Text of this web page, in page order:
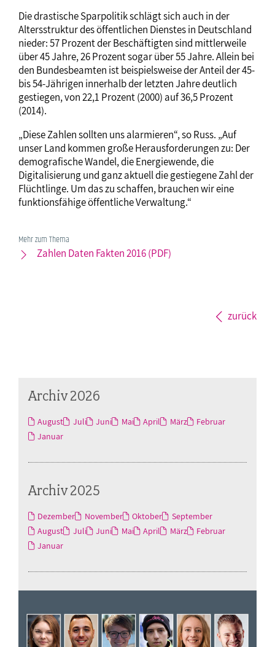
Die drastische Sparpolitik schlägt sich auch in der
Altersstruktur des öffentlichen Dienstes in Deutschland
nieder: 57 Prozent der Beschäftigten sind mittlerweile
über 45 Jahre, 26 Prozent sogar über 55 Jahre. Allein bei
den Bundesbeamten ist beispielsweise der Anteil der 45-
bis 54-Jährigen innerhalb der letzten Jahre deutlich
gestiegen, von 22,1 Prozent (2000) auf 36,5 Prozent
(2014).
„Diese Zahlen sollten uns alarmieren“, so Russ. „Auf
unser Land kommen große Herausforderungen zu: Der
demografische Wandel, die Energiewende, die
Digitalisierung und ganz aktuell die gestiegene Zahl der
Flüchtlinge. Um das zu schaffen, brauchen wir eine
funktionsfähige öffentliche Verwaltung.“
Mehr zum Thema
Zahlen Daten Fakten 2016 (PDF)
zurück
Archiv 2026
August Juli Juni Mai April März
Februar
Januar
Archiv 2025
Dezember November Oktober
September
August
Juli Juni Mai April März
Februar
Januar